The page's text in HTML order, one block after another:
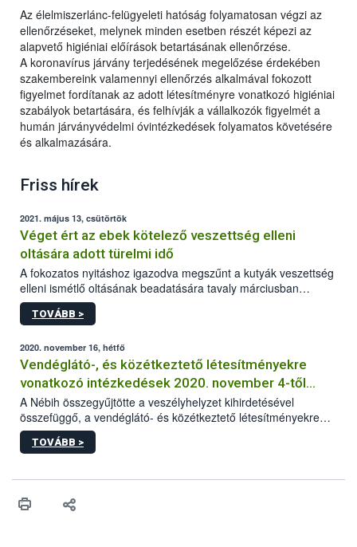
Az élelmiszerlánc-felügyeleti hatóság folyamatosan végzi az
ellenőrzéseket, melynek minden esetben részét képezi az
alapvető higiéniai előírások betartásának ellenőrzése.
A koronavírus járvány terjedésének megelőzése érdekében
szakembereink valamennyi ellenőrzés alkalmával fokozott
figyelmet fordítanak az adott létesítményre vonatkozó higiéniai
szabályok betartására, és felhívják a vállalkozók figyelmét a
humán járványvédelmi óvintézkedések folyamatos követésére
és alkalmazására.
Friss hírek
2021. május 13, csütörtök
Véget ért az ebek kötelező veszettség elleni
oltására adott türelmi idő
A fokozatos nyitáshoz igazodva megszűnt a kutyák veszettség
elleni ismétlő oltásának beadatására tavaly márciusban
elrendelt türelmi idő. A hatóság kéri az érintett kutyatartókat,
hogy lehetőség szerint mielőbb pótolják állatuknál az
TOVÁBB >
2020. november 16, hétfő
Vendéglátó-, és közétkeztető létesítményekre
vonatkozó intézkedések 2020. november 4-től
visszavonásig
A Nébih összegyűjtötte a veszélyhelyzet kihirdetésével
összefüggő, a vendéglátó- és közétkeztető létesítményekre
vonatkozó legfontosabb és aktuális információkat.
TOVÁBB >